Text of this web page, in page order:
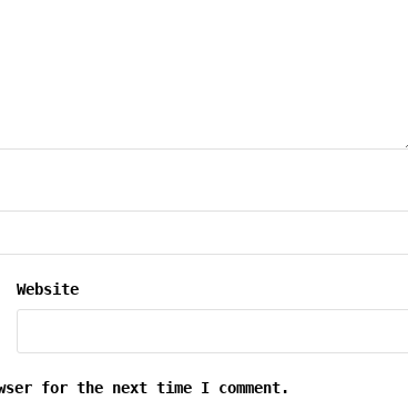
Website
for the next time I comment.